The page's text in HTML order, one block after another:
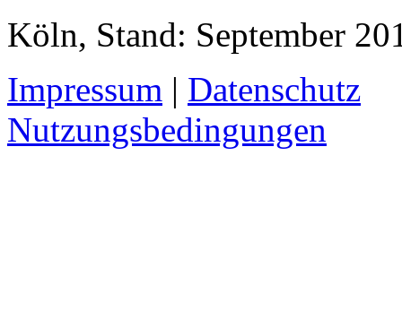
Köln, Stand: September
Impressum | Datenschutz
Nutzungsbedingungen